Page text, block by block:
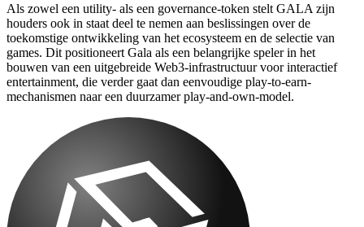
Als zowel een utility- als een governance-token stelt GALA zijn
houders ook in staat deel te nemen aan beslissingen over de
toekomstige ontwikkeling van het ecosysteem en de selectie van
games. Dit positioneert Gala als een belangrijke speler in het
bouwen van een uitgebreide Web3-infrastructuur voor interactief
entertainment, die verder gaat dan eenvoudige play-to-earn-
mechanismen naar een duurzamer play-and-own-model.